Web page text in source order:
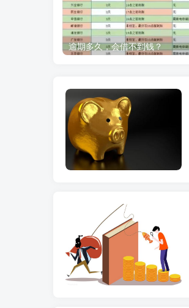
逾期多久，会借不到钱？